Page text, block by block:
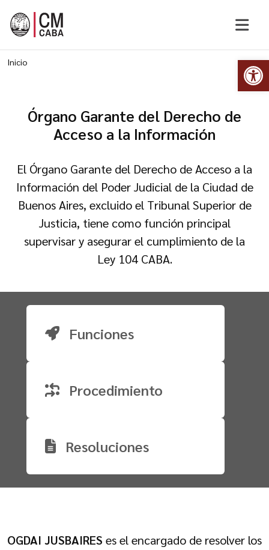
Inicio
Órgano Garante del Derecho de
Acceso a la Información
El Órgano Garante del Derecho de Acceso a la
Información del Poder Judicial de la Ciudad de
Buenos Aires, excluido el Tribunal Superior de
Justicia, tiene como función principal
supervisar y asegurar el cumplimiento de la
Ley 104 CABA.
Funciones
Procedimiento
Resoluciones
OGDAI JUSBAIRES es el encargado de resolver los